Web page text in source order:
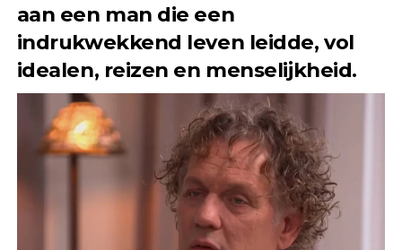
aan een man die een
indrukwekkend leven leidde, vol
idealen, reizen en menselijkheid.